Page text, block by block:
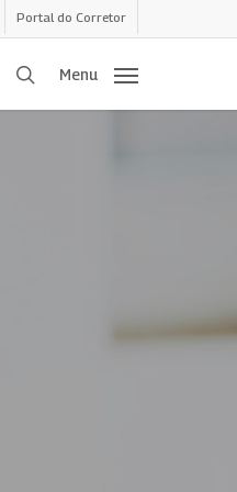
Portal do Corretor
procurar
Menu